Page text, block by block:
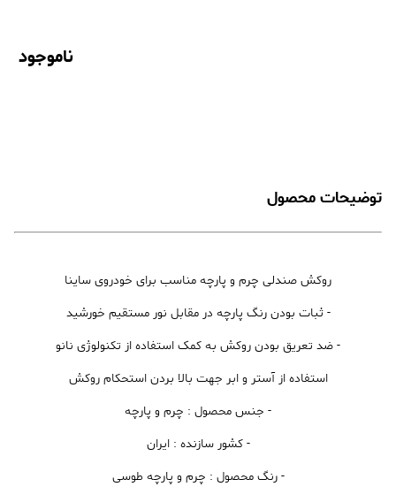
ناموجود
توضیحات محصول
روکش صندلی چرم و پارچه مناسب برای خودروی ساینا
- ثبات بودن رنگ پارچه در مقابل نور مستقیم خورشید
- ضد تعریق بودن روکش به کمک استفاده از تکنولوژی نانو
استفاده از آستر و ابر جهت بالا بردن استحکام روکش
- جنس محصول : چرم و پارچه
- کشور سازنده : ایران
- رنگ محصول : چرم و پارچه طوسی